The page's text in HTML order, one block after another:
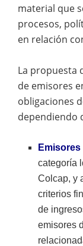
material que
procesos,
en relación
La propuesta
de emisores
obligaciones
dependiendo
categoría
Colcap, y
criterios
de
emisores